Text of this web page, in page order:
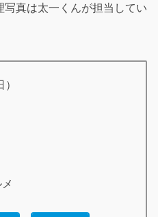
真は太一くんが担当してい